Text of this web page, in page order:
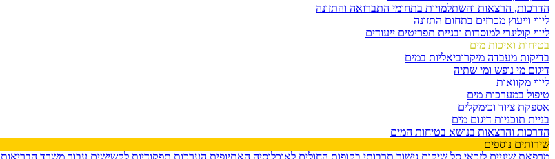
הדרכות, הרצאות והשתלמויות בתחומי התברואה והתזונה
ליווי וייעוץ מכרזים בתחום התזונה
ליווי קולינרי למוסדות ובניית תפריטים ייעודים
בטיחות ואיכות מים
בדיקות מעבדה מיקרוביאליות במים
דיגום מי נופש ומי שתיה
ליווי מקוואות
טיפול במערכות מים
אספקת ציוד וכימקלים
בניית תוכניות דיגום מים
הדרכות והרצאות בנושא בטיחות המים
שירותים נוספים